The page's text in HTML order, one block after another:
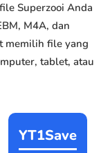
Superzooi Anda
M4A, dan
memilih file yang
tablet, atau
YT1Save